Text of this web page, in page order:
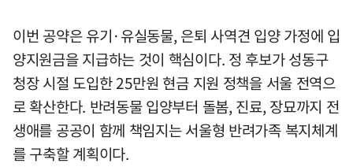
이번 공약은 유기·유실동물, 은퇴 사역견 입양 가정에 입
양지원금을 지급하는 것이 핵심이다. 정 후보가 성동구
청장 시절 도입한 25만원 현금 지원 정책을 서울 전역으
로 확산한다. 반려동물 입양부터 돌봄, 진료, 장묘까지 전
생애를 공공이 함께 책임지는 서울형 반려가족 복지체계
를 구축할 계획이다.